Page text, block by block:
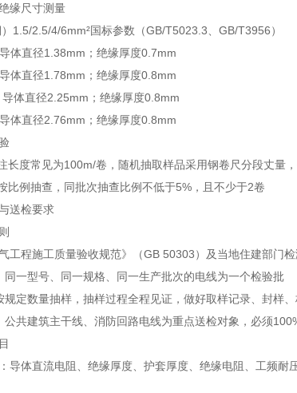
缘尺寸测量
1.5/2.5/4/6mm²国标参数（GB/T5023.3、GB/T3956）
体直径1.38mm；绝缘厚度0.7mm
体直径1.78mm；绝缘厚度0.8mm
体直径2.25mm；绝缘厚度0.8mm
体直径2.76mm；绝缘厚度0.8mm
长度常见为100m/卷，随机抽取样品采用钢卷尺分段丈量
比例抽查，同批次抽查比例不低于5%，且不少于2卷
送检要求
工程施工质量验收规范》（GB 50303）及当地住建部门检
同一型号、同一规格、同一生产批次的电线为一个检验批
规定数量抽样，抽样过程全程见证，做好取样记录、封样
公共建筑主干线、消防回路电线为重点送检对象，必须
导体直流电阻、绝缘厚度、护套厚度、绝缘电阻、工频耐